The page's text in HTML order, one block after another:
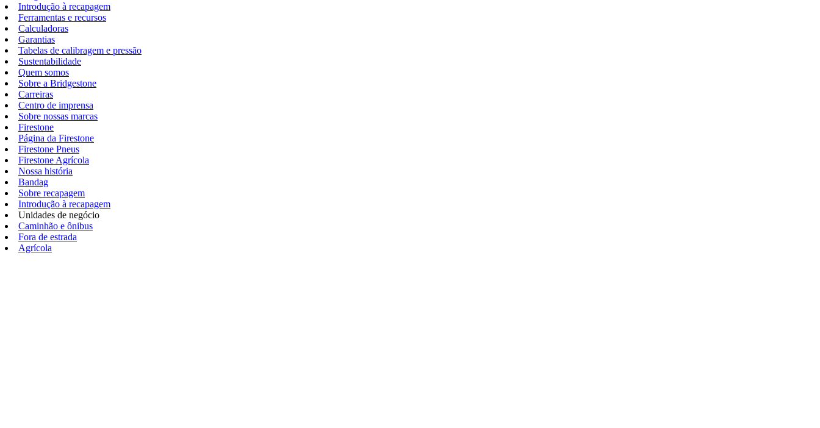
Introdução à recapagem
Ferramentas e recursos
Calculadoras
Garantias
Tabelas de calibragem e pressão
Sustentabilidade
Quem somos
Sobre a Bridgestone
Carreiras
Centro de imprensa
Sobre nossas marcas
Firestone
Página da Firestone
Firestone Pneus
Firestone Agrícola
Nossa história
Bandag
Sobre recapagem
Introdução à recapagem
Unidades de negócio
Caminhão e ônibus
Fora de estrada
Agrícola